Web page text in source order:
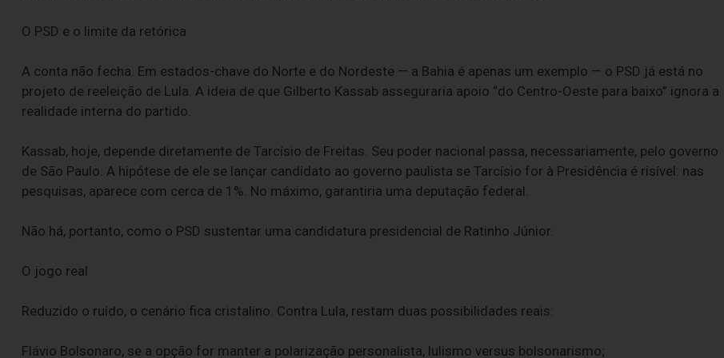
O PSD e o limite da retórica
A conta não fecha. Em estados-chave do Norte e do Nordeste — a Bahia é apenas um exemplo — o PSD já está no
projeto de reeleição de Lula. A ideia de que Gilberto Kassab asseguraria apoio “do Centro-Oeste para baixo” ignora a
realidade interna do partido.
Kassab, hoje, depende diretamente de Tarcísio de Freitas. Seu poder nacional passa, necessariamente, pelo governo
de São Paulo. A hipótese de ele se lançar candidato ao governo paulista se Tarcísio for à Presidência é risível: nas
pesquisas, aparece com cerca de 1%. No máximo, garantiria uma deputação federal.
Não há, portanto, como o PSD sustentar uma candidatura presidencial de Ratinho Júnior.
O jogo real
Reduzido o ruído, o cenário fica cristalino. Contra Lula, restam duas possibilidades reais:
Flávio Bolsonaro, se a opção for manter a polarização personalista, lulismo versus bolsonarismo;